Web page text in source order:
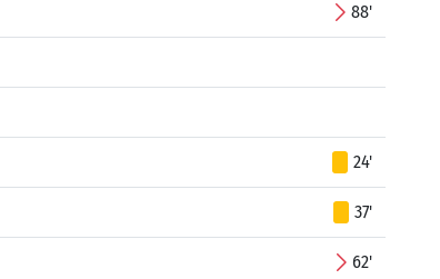
88'
24'
37'
62'